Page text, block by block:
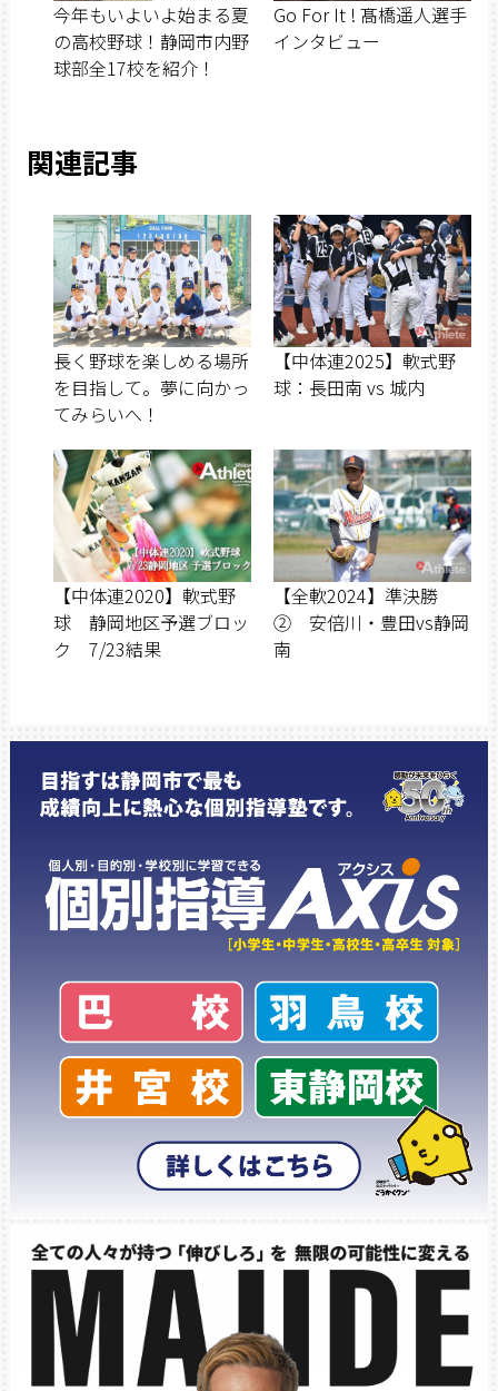
今年もいよいよ始まる夏
の高校野球！静岡市内野
球部全17校を紹介！
Go For It ! 髙橋遥人選手
インタビュー
関連記事
長く野球を楽しめる場所
を目指して。夢に向かっ
てみらいへ！
【中体連2025】軟式野
球：長田南 vs 城内
【中体連2020】軟式野
球 静岡地区予選ブロッ
ク 7/23結果
【全軟2024】準決勝
② 安倍川・豊田vs静岡
南